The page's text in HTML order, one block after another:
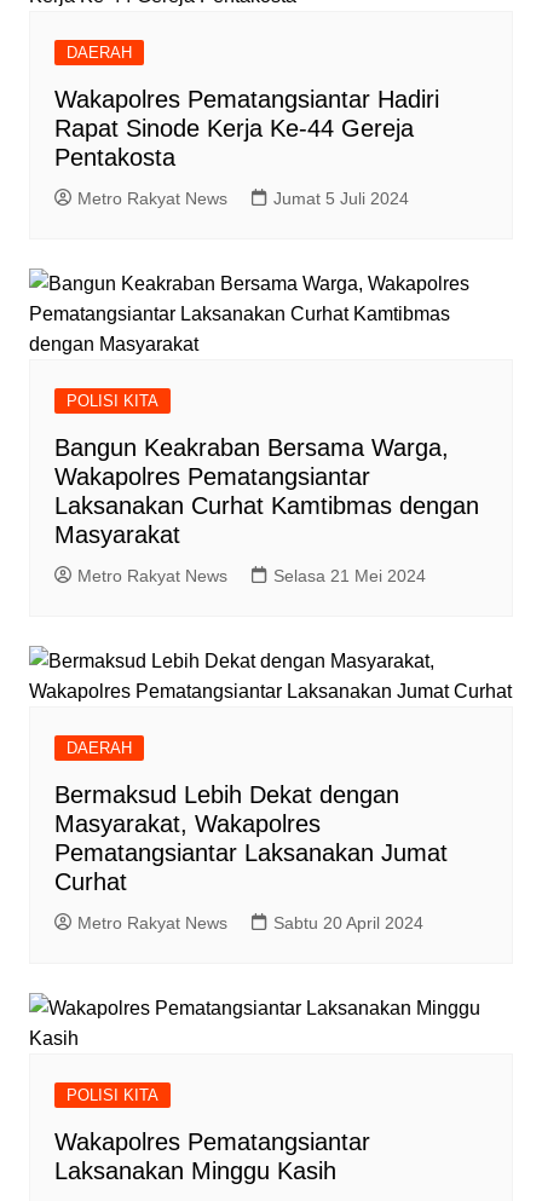
DAERAH
Wakapolres Pematangsiantar Hadiri
Rapat Sinode Kerja Ke-44 Gereja
Pentakosta
Metro Rakyat News Jumat 5 Juli 2024
POLISI KITA
Bangun Keakraban Bersama Warga,
Wakapolres Pematangsiantar
Laksanakan Curhat Kamtibmas dengan
Masyarakat
Metro Rakyat News Selasa 21 Mei 2024
DAERAH
Bermaksud Lebih Dekat dengan
Masyarakat, Wakapolres
Pematangsiantar Laksanakan Jumat
Curhat
Metro Rakyat News Sabtu 20 April 2024
POLISI KITA
Wakapolres Pematangsiantar
Laksanakan Minggu Kasih